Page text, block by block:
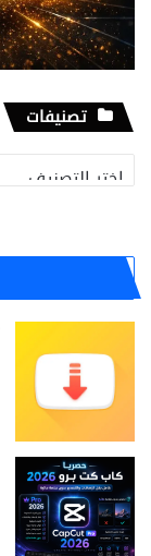
تصنيفات
تصنيفات